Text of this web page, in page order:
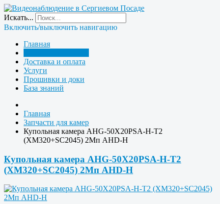
Искать...
Включить/выключить навигацию
Главная
Доставка и оплата
Услуги
Прошивки и доки
База знаний
Главная
Запчасти для камер
Купольная камера AHG-50X20PSA-H-T2
(XM320+SC2045) 2Мп AHD-H
Купольная камера AHG-50X20PSA-H-T2
(XM320+SC2045) 2Мп AHD-H